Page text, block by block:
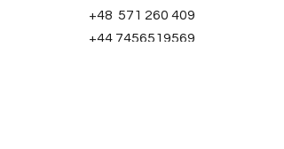
+48 571 260 409
+44 7456519569